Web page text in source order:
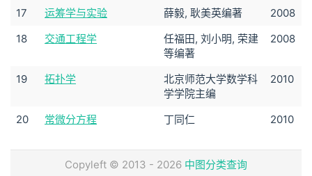
17 运筹学与实验 薛毅, 耿美英编著
2008
18
交通工程学
任福田, 刘小明, 荣建
等编著
2008
19 拓扑学
北京师范大学数学科
学学院主编
2010
20 常微分方程 丁同仁 2010
Copyleft © 2013 - 2026 中图分类查询